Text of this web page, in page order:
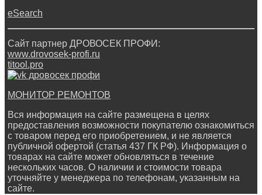
eSearch
Сайт партнер ДРОВОСЕК ПРОФИ:
www.drovosek-profi.ru
titool.pro
МОНИТОР РЕМОНТОВ
Вся информация на сайте размещена в целях
предоставления возможности покупателю ознакомиться
с товаром перед его приобретением, и не является
публичной офертой (статья 437 ГК РФ). Информация о
товарах на сайте может обновляться в течение
нескольких часов. О наличии и стоимости товара
уточняйте у менеджера по телефонам, указанным на
сайте.